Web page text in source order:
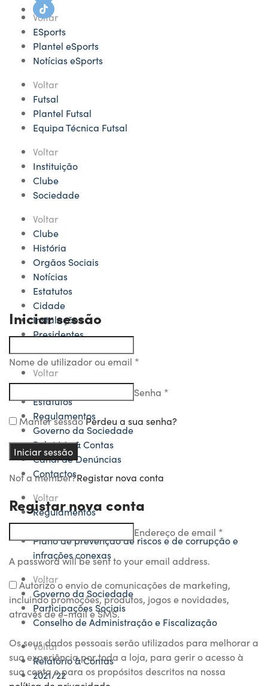
Voltar
ESports
Plantel eSports
Notícias eSports
Voltar
Futsal
Plantel Futsal
Equipa Técnica Futsal
Voltar
Instituição
Clube
Sociedade
Voltar
Clube
História
Orgãos Sociais
Notícias
Estatutos
Cidade
Instalações
Presidentes
Voltar
Sociedade
Estatutos
Regulamentos
Governo da Sociedade
Relatório & Contas
Canal de Denúncias
Contactos
Voltar
Regulamentos
Código de conduta
Plano de prevenção de riscos e de corrupção e
infrações conexas
Voltar
Governo da Sociedade
Participações Sociais
Conselho de Administração e Fiscalização
Voltar
Relatório & Contas
2021/22
Iniciar sessão
Nome de utilizador ou email *
Senha *
Manter sessão Perdeu a sua senha?
Iniciar sessão
Not a member?Registar nova conta
Registar nova conta
Endereço de email *
A password will be sent to your email address.
Autorizo o envio de comunicações de marketing,
incluindo promoções, produtos, jogos e novidades,
através de e-mail e SMS.
Os seus dados pessoais serão utilizados para melhorar a
sua experiência por toda a loja, para gerir o acesso à
sua conta e para os propósitos descritos na nossa